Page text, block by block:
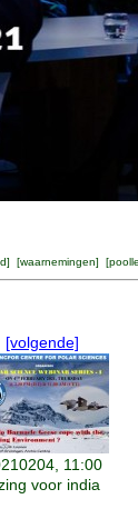
] [waarnemingen] [
[volgende]
11:00
voor india